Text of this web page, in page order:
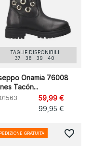
TAGLIE DISPONIBILI
37
38 39 40
Onamia 76008
Tacón...
59,99 €
99,95 €
GRATUITA favorite_border